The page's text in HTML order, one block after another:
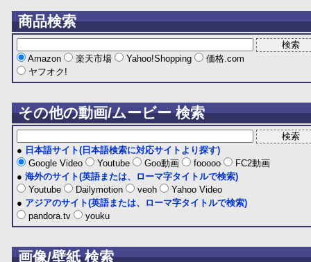
商品検索
Amazon 楽天市場 Yahoo!Shopping
価格.com
ヤフオク!
その他の動画/ムービー 検索
● 日本語サイト(日本語検索に対応サイトより探す)
Google Video
Youtube Goo動画 fooooo
FC2動画
● 海外のサイト(英語または、ローマ字タイトルで検索)
Youtube
Dailymotion veoh
Yahoo Video
● アジアのサイト(英語または、ローマ字タイトルで検索)
pandora.tv
youku
画像/壁紙 検索